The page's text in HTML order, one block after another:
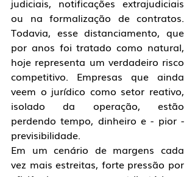
judiciais, notificações extrajudiciais
ou na formalização de contratos.
Todavia, esse distanciamento, que
por anos foi tratado como natural,
hoje representa um verdadeiro risco
competitivo. Empresas que ainda
veem o jurídico como setor reativo,
isolado da operação, estão
perdendo tempo, dinheiro e - pior -
previsibilidade.
Em um cenário de margens cada
vez mais estreitas, forte pressão por